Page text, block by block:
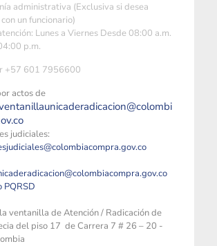
administrativa (Exclusiva si desea
un funcionario)
Lunes a Viernes Desde 08:00 a.m.
p.m.
+57 601 7956600
actos de
judiciales:
PQRSD
ventanilla de Atención / Radicación de
del piso 17 de Carrera 7 # 26 – 20 -